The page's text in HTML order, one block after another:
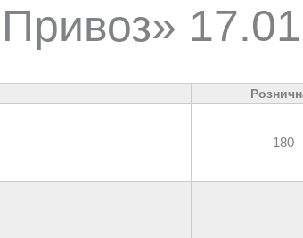
180